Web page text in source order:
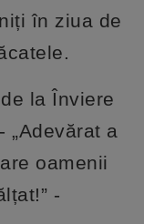
în ziua de
la Înviere
„Adevărat a
oamenii
-